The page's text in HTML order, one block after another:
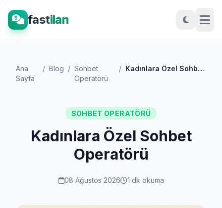
fastilan
Ana
Sayfa
/ Blog / Sohbet
Operatörü
/ Kadınlara Özel Sohbet Operatörü
SOHBET OPERATÖRÜ
Kadınlara Özel Sohbet
Operatörü
08 Ağustos 2026 1 dk okuma